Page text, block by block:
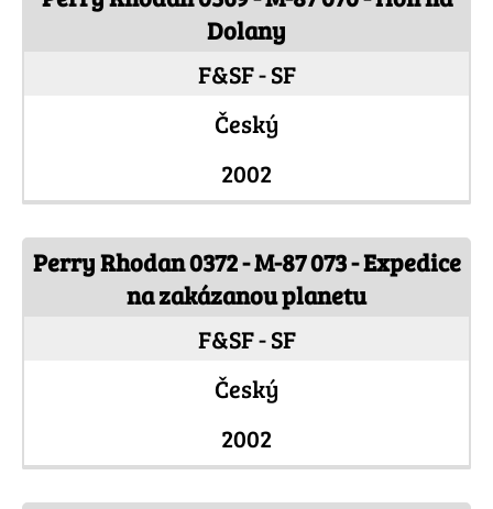
Dolany
F&SF - SF
Český
2002
Perry Rhodan 0372 - M-87 073 - Expedice
na zakázanou planetu
F&SF - SF
Český
2002